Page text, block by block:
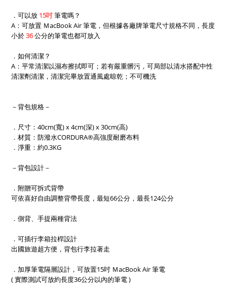
．可以放 15吋筆電嗎？
A： 可放置 ＭacBook Air 筆電 ，但根據各廠牌筆電尺寸規格不同， 長度
小於36公分的筆電也都可放入
．如何清潔？
A：平常清潔以濕布擦拭即可；若有嚴重髒污，可局部以清水搭配中性
清潔劑清潔，清潔完畢放置通風處晾乾；不可機洗
－背包規格－
．尺寸：40cm(寬) x 4cm(深) x 30cm(高)
．材質： 防潑水CORDURA®高強度耐磨布料
．淨重：約0.3KG
－背包設計－
． 附贈可拆式背帶
可依喜好自由調整背帶長度，最短66公分，最長124公分
．側背、手提兩種背法
．可插行李箱拉桿設計
出國旅遊超方便，背包行李拉著走
．加厚筆電隔層設計，可放置15吋 ＭacBook Air筆電
( 實際測試可放約長度36公分以內的筆電 )